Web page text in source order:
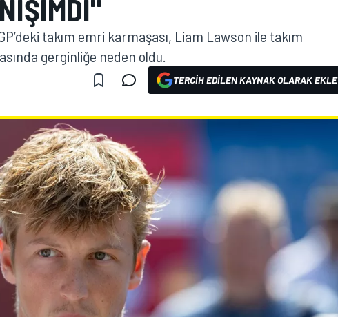
takım emri karmaşası, Liam Lawson ile takım
gerginliğe neden oldu.
TERCIH EDILEN KAYNAK OLARAK EKLE